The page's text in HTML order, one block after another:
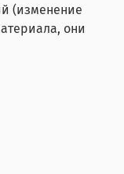
(изменение
они